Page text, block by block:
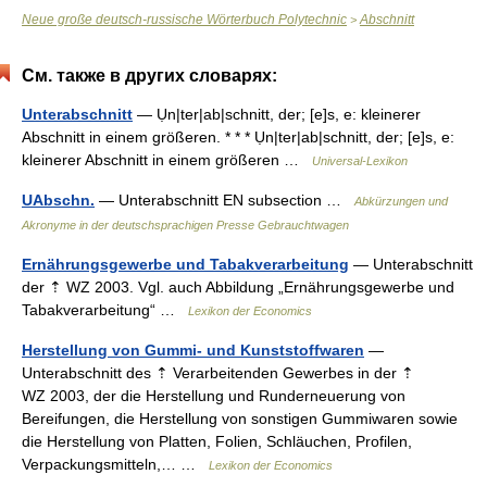
Neue große deutsch-russische Wörterbuch Polytechnic > Abschnitt
См. также в других словарях:
Unterabschnitt — Ụn|ter|ab|schnitt, der; [e]s, e: kleinerer
Abschnitt in einem größeren. * * * Ụn|ter|ab|schnitt, der; [e]s, e:
kleinerer Abschnitt in einem größeren …
Universal-Lexikon
UAbschn. — Unterabschnitt EN subsection …
Abkürzungen und
Akronyme in der deutschsprachigen Presse Gebrauchtwagen
Ernährungsgewerbe und Tabakverarbeitung — Unterabschnitt
der ⇡ WZ 2003. Vgl. auch Abbildung „Ernährungsgewerbe und
Tabakverarbeitung“ …
Lexikon der Economics
Herstellung von Gummi- und Kunststoffwaren —
Unterabschnitt des ⇡ Verarbeitenden Gewerbes in der ⇡
WZ 2003, der die Herstellung und Runderneuerung von
Bereifungen, die Herstellung von sonstigen Gummiwaren sowie
die Herstellung von Platten, Folien, Schläuchen, Profilen,
Verpackungsmitteln,… …
Lexikon der Economics